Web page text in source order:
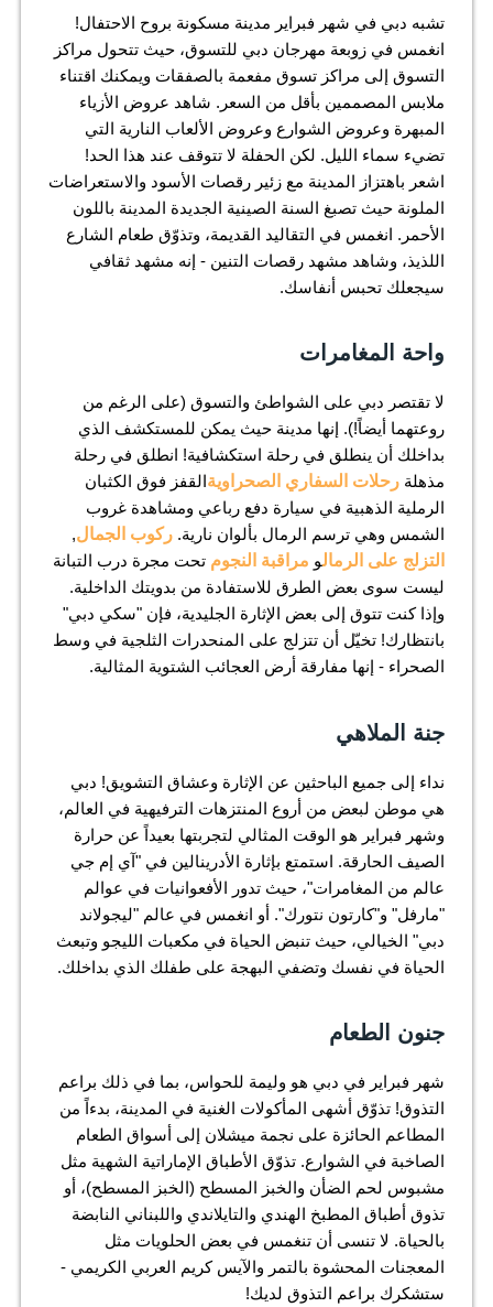
تشبه دبي في شهر فبراير مدينة مسكونة بروح الاحتفال!
انغمس في زوبعة مهرجان دبي للتسوق، حيث تتحول مراكز
التسوق إلى مراكز تسوق مفعمة بالصفقات ويمكنك اقتناء
ملابس المصممين بأقل من السعر. شاهد عروض الأزياء
المبهرة وعروض الشوارع وعروض الألعاب النارية التي
تضيء سماء الليل. لكن الحفلة لا تتوقف عند هذا الحد!
اشعر باهتزاز المدينة مع زئير رقصات الأسود والاستعراضات
الملونة حيث تصبغ السنة الصينية الجديدة المدينة باللون
الأحمر. انغمس في التقاليد القديمة، وتذوّق طعام الشارع
اللذيذ، وشاهد مشهد رقصات التنين - إنه مشهد ثقافي
سيجعلك تحبس أنفاسك.
واحة المغامرات
لا تقتصر دبي على الشواطئ والتسوق (على الرغم من
روعتهما أيضاً!). إنها مدينة حيث يمكن للمستكشف الذي
بداخلك أن ينطلق في رحلة استكشافية! انطلق في رحلة
مذهلة رحلات السفاري الصحراوية القفز فوق الكثبان
الرملية الذهبية في سيارة دفع رباعي ومشاهدة غروب
الشمس وهي ترسم الرمال بألوان نارية. ركوب الجمال,
التزلج على الرمالو مراقبة النجوم تحت مجرة درب التبانة
ليست سوى بعض الطرق للاستفادة من بدويتك الداخلية.
وإذا كنت تتوق إلى بعض الإثارة الجليدية، فإن "سكي دبي"
بانتظارك! تخيّل أن تتزلج على المنحدرات الثلجية في وسط
الصحراء - إنها مفارقة أرض العجائب الشتوية المثالية.
جنة الملاهي
نداء إلى جميع الباحثين عن الإثارة وعشاق التشويق! دبي
هي موطن لبعض من أروع المنتزهات الترفيهية في العالم،
وشهر فبراير هو الوقت المثالي لتجربتها بعيداً عن حرارة
الصيف الحارقة. استمتع بإثارة الأدرينالين في "آي إم جي
عالم من المغامرات"، حيث تدور الأفعوانيات في عوالم
"مارفل" و"كارتون نتورك". أو انغمس في عالم "ليجولاند
دبي" الخيالي، حيث تنبض الحياة في مكعبات الليجو وتبعث
الحياة في نفسك وتضفي البهجة على طفلك الذي بداخلك.
جنون الطعام
شهر فبراير في دبي هو وليمة للحواس، بما في ذلك براعم
التذوق! تذوّق أشهى المأكولات الغنية في المدينة، بدءاً من
المطاعم الحائزة على نجمة ميشلان إلى أسواق الطعام
الصاخبة في الشوارع. تذوّق الأطباق الإماراتية الشهية مثل
مشبوس لحم الضأن والخبز المسطح (الخبز المسطح)، أو
تذوق أطباق المطبخ الهندي والتايلاندي واللبناني النابضة
بالحياة. لا تنسى أن تنغمس في بعض الحلويات مثل
المعجنات المحشوة بالتمر والآيس كريم العربي الكريمي -
ستشكرك براعم التذوق لديك!